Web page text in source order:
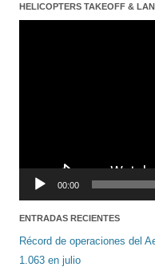
HELICOPTERS TAKEOFF &
Reproductor
00:00
ENTRADAS RECIENTES
Récord de operaciones del
1.063 en julio